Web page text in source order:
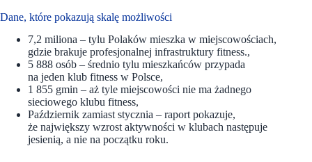
Dane, które pokazują skalę możliwości
7,2 miliona – tylu Polaków mieszka w miejscowościach,
gdzie brakuje profesjonalnej infrastruktury fitness.,
5 888 osób – średnio tylu mieszkańców przypada
na jeden klub fitness w Polsce,
1 855 gmin – aż tyle miejscowości nie ma żadnego
sieciowego klubu fitness,
Październik zamiast stycznia – raport pokazuje,
że największy wzrost aktywności w klubach następuje
jesienią, a nie na początku roku.